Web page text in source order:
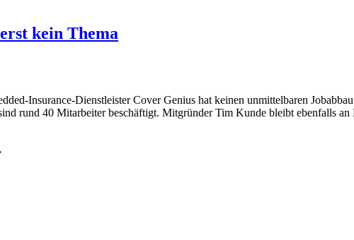
kein Thema
Insurance-Dienstleister Cover Genius hat keinen unmittelbaren
rund 40 Mitarbeiter beschäftigt. Mitgründer Tim Kunde bleibt ebenfalls